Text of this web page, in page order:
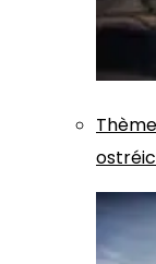
Thème